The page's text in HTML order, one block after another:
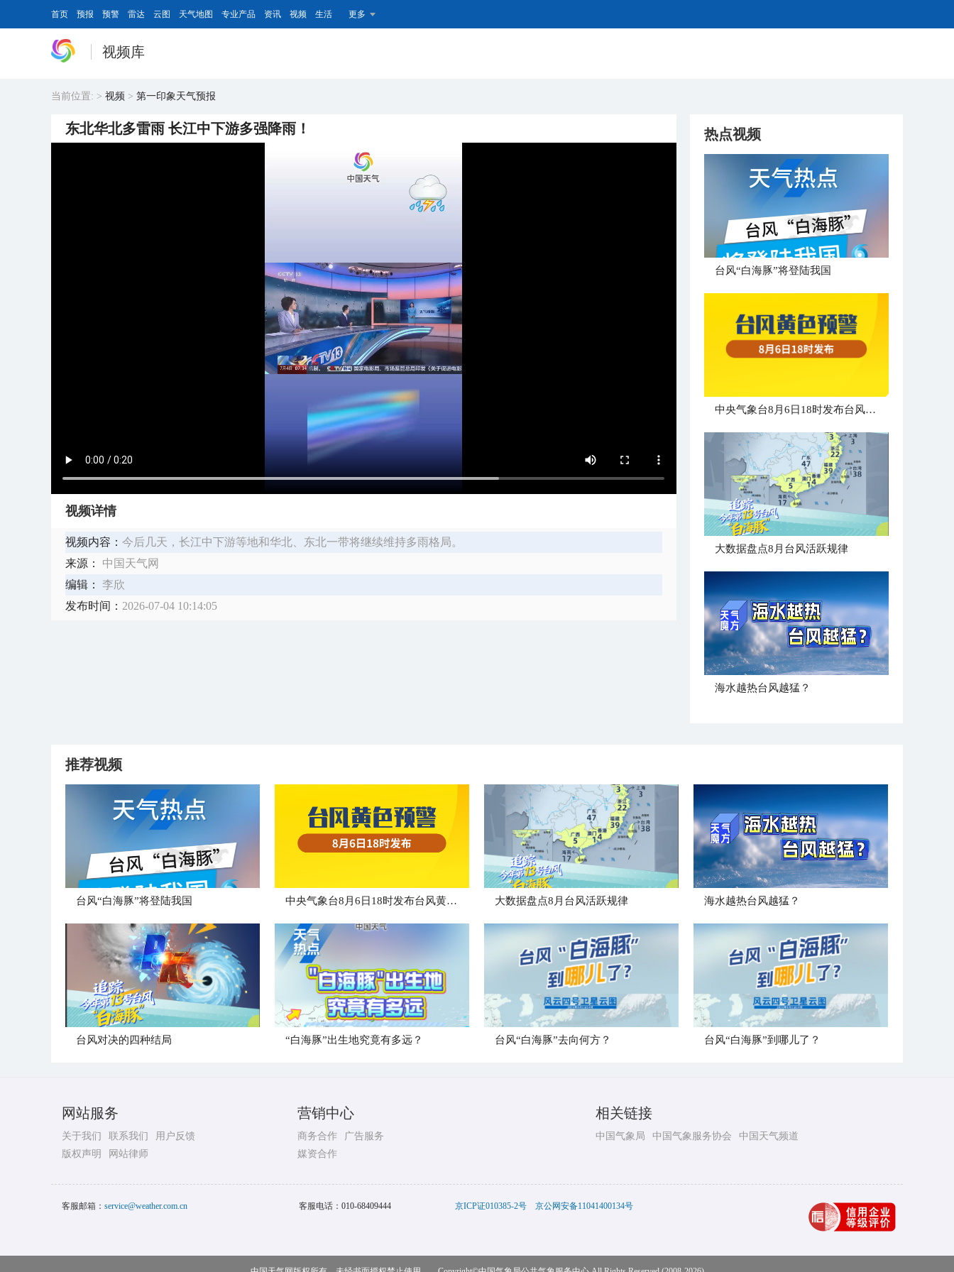
首页 预报 预警 雷达 云图 天气地图 专业产品 资讯 视频 生活 更多
视频库
当前位置: > 视频 > 第一印象天气预报
东北华北多雷雨 长江中下游多强降雨！
视频详情
视频内容： 今后几天，长江中下游等地和华北、东北一带将继续维持多雨格局。
来源：
中国天气网
编辑：
李欣
发布时间： 2026-07-04 10:14:05
热点视频
台风“白海豚”将登陆我国
中央气象台8月6日18时发布台风黄色预警
大数据盘点8月台风活跃规律
海水越热台风越猛？
推荐视频
台风“白海豚”将登陆我国 中央气象台8月6日18时发布台风黄色预警 大数据盘点8月台风活跃规律 海水越热台风越猛？
台风对决的四种结局 “白海豚”出生地究竟有多远？ 台风“白海豚”去向何方？ 台风“白海豚”到哪儿了？
网站服务
关于我们 联系我们
用户反馈
版权声明
网站律师
营销中心
商务合作
广告服务
媒资合作
相关链接
中国气象局 中国气象服务协会 中国天气频道
客服邮箱： service@weather.com.cn 客服电话： 010-68409444 京ICP证010385-2号 京公网安备11041400134号